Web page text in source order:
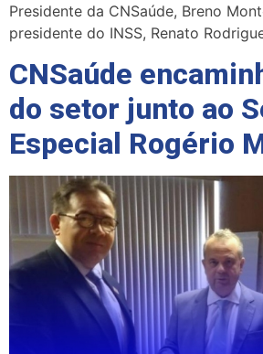
Presidente da CNSaúde, Breno
presidente do INSS, Renato
CNSaúde
do setor junto ao
Especial Rogério